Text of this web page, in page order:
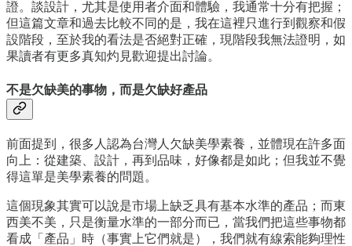
證。談設計，尤其是使用者介面和體驗，我通常十分有把握；
但這篇文章和過去比較不同的是，我在這裡只進行到觀察和假
設階段，至於我的看法是否絕對正確，現階段我無法證明，如
果讀者有更多真知灼見歡迎提出討論。
不是欠缺美的事物，而是欠缺好產品
前面提到，很多人認為台灣人欠缺美學素養，並體現在許多面
向上：從建築、設計，再到品味，好像都是如此；但我並不覺
得這單是美學素養的問題。
這個現象其實可以說是市場上缺乏具有基本水準的產品；而東
西美不美，只是衡量水準的一部分而已，當我們把這些事物都
看成「產品」時（事實上它們就是），我們就有線索能夠理性